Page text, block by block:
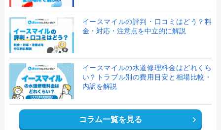
イースマイルの評判・口コミはどう？料
金・対応・注意点を中立的に解説
イースマイルの水道修理料金はどれくら
い？トラブル別の費用目安と相場比較・
内訳を解説
コラム一覧を見る